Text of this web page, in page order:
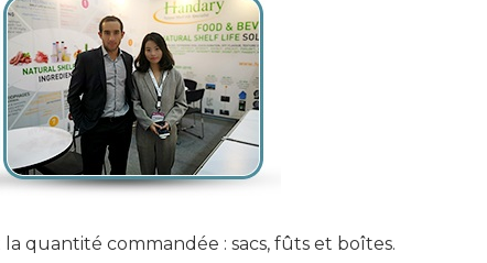
quantité commandée : sacs, fûts et boîtes.